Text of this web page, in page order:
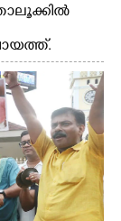
എന്നീ ആറു
ഈ